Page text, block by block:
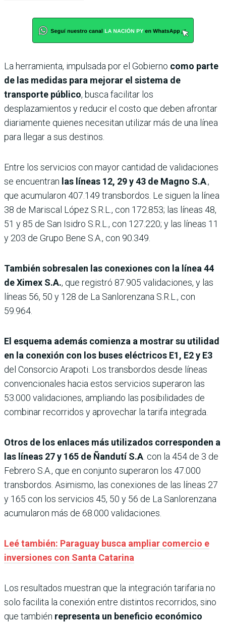
La herramienta, impulsada por el Gobierno como parte
de las medidas para mejorar el sistema de
transporte público, busca facilitar los
desplazamientos y reducir el costo que deben afrontar
diariamente quienes necesitan utilizar más de una línea
para llegar a sus destinos.
Entre los servicios con mayor cantidad de validaciones
se encuentran las líneas 12, 29 y 43 de Magno S.A.,
que acumularon 407.149 transbordos. Le siguen la línea
38 de Mariscal López S.R.L., con 172.853; las líneas 48,
51 y 85 de San Isidro S.R.L., con 127.220; y las líneas 11
y 203 de Grupo Bene S.A., con 90.349.
También sobresalen las conexiones con la línea 44
de Ximex S.A., que registró 87.905 validaciones, y las
líneas 56, 50 y 128 de La Sanlorenzana S.R.L., con
59.964.
El esquema además comienza a mostrar su utilidad
en la conexión con los buses eléctricos E1, E2 y E3
del Consorcio Arapoti. Los transbordos desde líneas
convencionales hacia estos servicios superaron las
53.000 validaciones, ampliando las posibilidades de
combinar recorridos y aprovechar la tarifa integrada.
Otros de los enlaces más utilizados corresponden a
las líneas 27 y 165 de Ñandutí S.A . con la 454 de 3 de
Febrero S.A., que en conjunto superaron los 47.000
transbordos. Asimismo, las conexiones de las líneas 27
y 165 con los servicios 45, 50 y 56 de La Sanlorenzana
acumularon más de 68.000 validaciones.
Leé también: Paraguay busca ampliar comercio e
inversiones con Santa Catarina
Los resultados muestran que la integración tarifaria no
solo facilita la conexión entre distintos recorridos, sino
que también representa un beneficio económico